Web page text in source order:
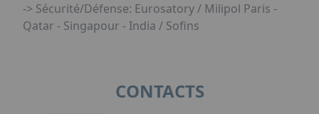
-> Sécurité/Défense: Eurosatory / Milipol Paris -
Qatar - Singapour - India / Sofins
CONTACTS